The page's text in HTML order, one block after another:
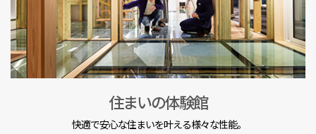
住まいの体験館
快適で安心な住まいを叶える様々な性能。